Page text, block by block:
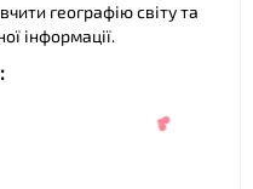
географію світу та
інформації.